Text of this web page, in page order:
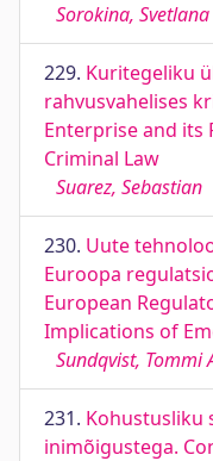
Sorokina, Svetlana
229. Kuritegeliku
rahvusvahelises
Enterprise and its
Criminal Law
Suarez, Sebastian
230. Uute
Euroopa
European
Implications of
Sundqvist, Tommi
231. Kohustusliku
inimõigustega.